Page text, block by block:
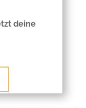
deine